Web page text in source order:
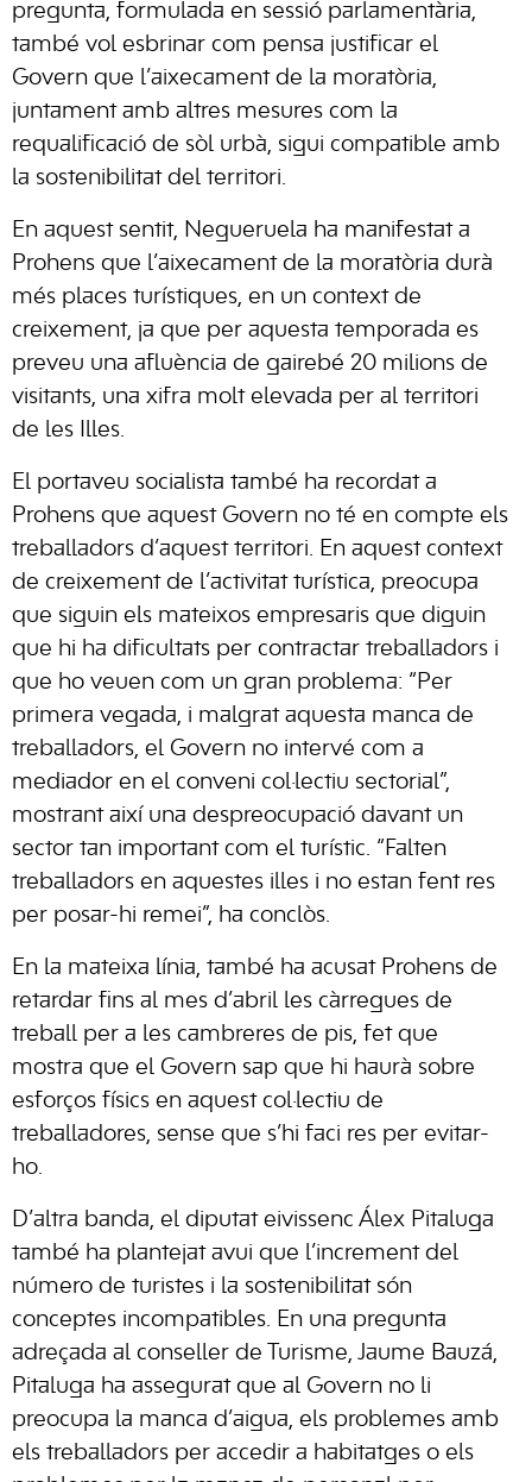
pregunta, formulada en sessió parlamentària,
també vol esbrinar com pensa justificar el
Govern que l’aixecament de la moratòria,
juntament amb altres mesures com la
requalificació de sòl urbà, sigui compatible amb
la sostenibilitat del territori.
En aquest sentit, Negueruela ha manifestat a
Prohens que l’aixecament de la moratòria durà
més places turístiques, en un context de
creixement, ja que per aquesta temporada es
preveu una afluència de gairebé 20 milions de
visitants, una xifra molt elevada per al territori
de les Illes.
El portaveu socialista també ha recordat a
Prohens que aquest Govern no té en compte els
treballadors d’aquest territori. En aquest context
de creixement de l’activitat turística, preocupa
que siguin els mateixos empresaris que diguin
que hi ha dificultats per contractar treballadors i
que ho veuen com un gran problema: “Per
primera vegada, i malgrat aquesta manca de
treballadors, el Govern no intervé com a
mediador en el conveni col·lectiu sectorial”,
mostrant així una despreocupació davant un
sector tan important com el turístic. “Falten
treballadors en aquestes illes i no estan fent res
per posar-hi remei”, ha conclòs.
En la mateixa línia, també ha acusat Prohens de
retardar fins al mes d’abril les càrregues de
treball per a les cambreres de pis, fet que
mostra que el Govern sap que hi haurà sobre
esforços físics en aquest col·lectiu de
treballadores, sense que s’hi faci res per evitar-
ho.
D’altra banda, el diputat eivissenc Álex Pitaluga
també ha plantejat avui que l’increment del
número de turistes i la sostenibilitat són
conceptes incompatibles. En una pregunta
adreçada al conseller de Turisme, Jaume Bauzá,
Pitaluga ha assegurat que al Govern no li
preocupa la manca d’aigua, els problemes amb
els treballadors per accedir a habitatges o els